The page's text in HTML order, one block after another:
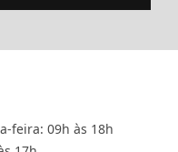
feira: 09h às 18h